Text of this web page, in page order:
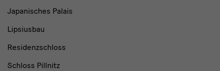
Japanisches Palais
Lipsiusbau
Residenzschloss
Schloss Pillnitz